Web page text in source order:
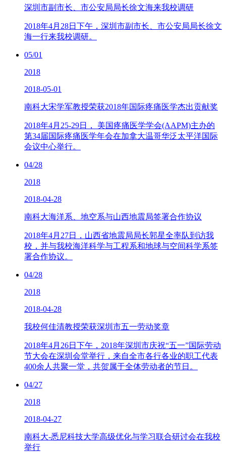
深圳市副市长、市公安局局长徐文海来我校调研
2018年4月28日下午，深圳市副市长、市公安局局长徐文
海一行来我校调研。
05/01
2018
2018-05-01
南科大宋学军教授荣获2018年国际疼痛医学杰出贡献奖
2018年4月25-29日， 美国疼痛医学学会(AAPM)主办的
第34届国际疼痛医学年会在加拿大温哥华泛太平洋国际
会议中心举行。
04/28
2018
2018-04-28
南科大海洋系、地空系与山西地震局签署合作协议
2018年4月27日，山西省地震局局长郭星全率队到访我
校，并与我校海洋科学与工程系和地球与空间科学系签
署合作协议。
04/28
2018
2018-04-28
我校何佳清教授荣获深圳市五一劳动奖章
2018年4月26日下午，2018年深圳市庆祝“五一”国际劳动
节大会在深圳会堂举行，来自全市各行各业的职工代表
400余人共聚一堂，共贺属于全体劳动者的节日。
04/27
2018
2018-04-27
南科大-悉尼科技大学高级优化与学习联合研讨会在我校
举行